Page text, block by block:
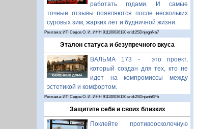
работать годами. И самые
точные отзывы появляются после нескольких
суровых зим, жарких лет и будничной жизни.
Реклама: ИП Седов О. И. ИНН 911100036130 erid:2SDnjegnNa7
Эталон статуса и безупречного вкуса
ВАЛЬМА 173 - это проект,
который создан для тех, кто не
идет на компромиссы между
эстетикой и комфортом.
Реклама: ИП Седов О. И. ИНН 911100036130 erid:2SDnjenhKFh
Защитите себя и своих близких
Поклейте противоосколочную